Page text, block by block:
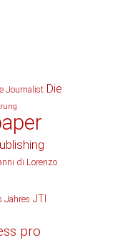
Journalist Die
di Lorenzo
Jahres JTI
pro